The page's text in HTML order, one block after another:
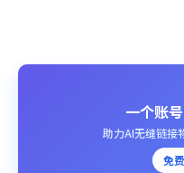
一个账
助力AI无缝链接
免